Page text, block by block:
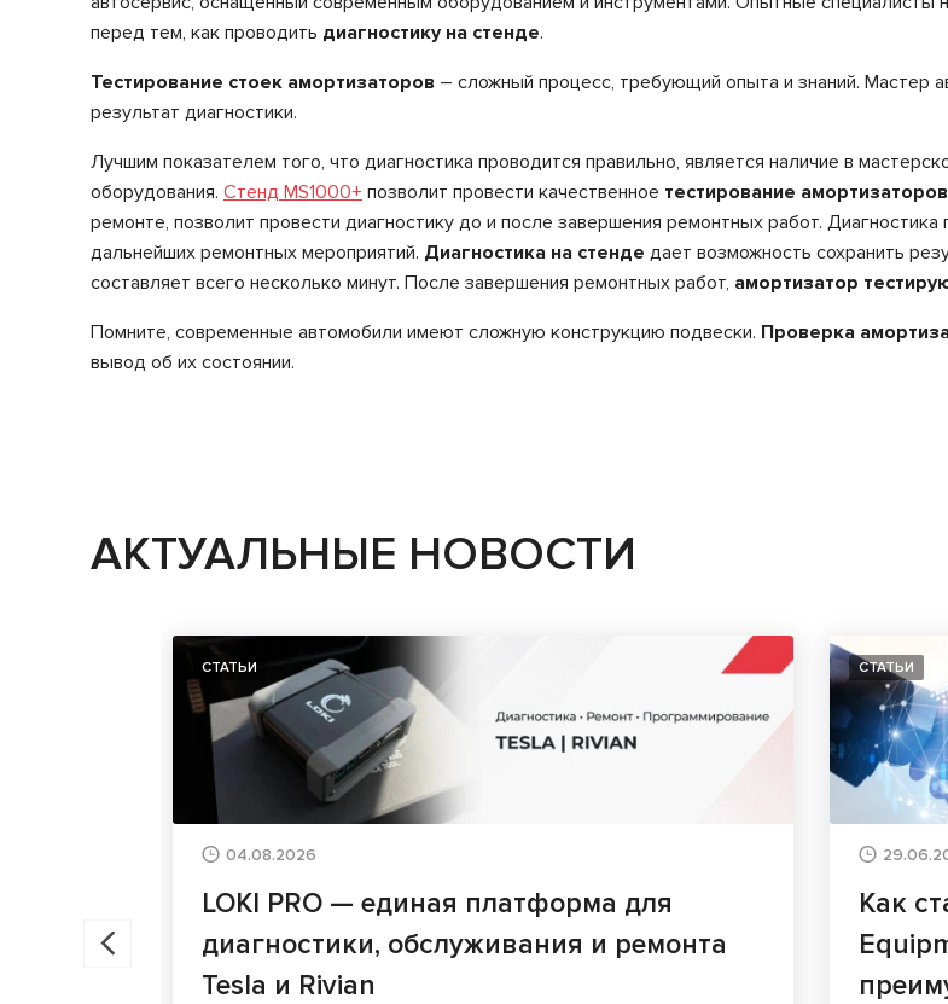
перед тем, как проводить диагностику на стенде.
Тестирование стоек амортизаторов – сложный процесс, требующий опыта и знаний. Мастер
результат диагностики.
Лучшим показателем того, что диагностика проводится правильно, является наличие в
оборудования. Стенд MS1000+ позволит провести качественное тестирование
ремонте, позволит провести диагностику до и после завершения ремонтных работ.
дальнейших ремонтных мероприятий. Диагностика на стенде дает возможность сохранить
составляет всего несколько минут. После завершения ремонтных работ, амортизатор
Помните, современные автомобили имеют сложную конструкцию подвески. Проверка
вывод об их состоянии.
АКТУАЛЬНЫЕ НОВОСТИ
СТАТЬИ
04.08.2026
LOKI PRO — единая платформа для
диагностики, обслуживания и ремонта
Tesla и Rivian
СТАТЬИ
Как